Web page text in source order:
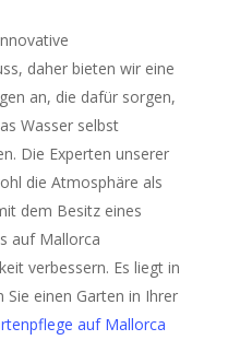
daher bieten wir eine
an, die dafür sorgen,
Wasser selbst
Die Experten unserer
die Atmosphäre als
dem Besitz eines
auf Mallorca
verbessern. Es liegt in
Sie einen Garten in Ihrer
auf Mallorca